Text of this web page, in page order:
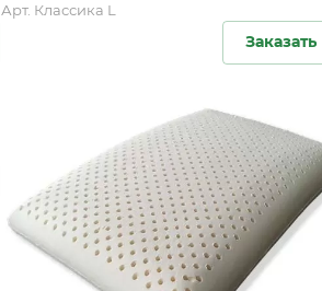
Арт. Классика L
Заказать